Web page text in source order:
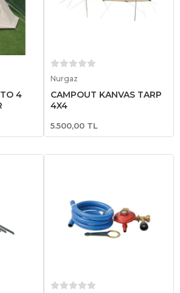
4
Nurgaz
CAMPOUT KANVAS TARP
4X4
5.500,00 TL